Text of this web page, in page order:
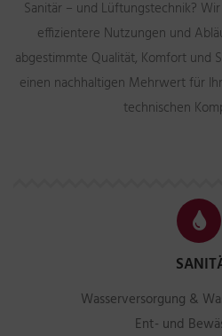
Sanitär – und Lüftungstechnik?
effizientere Nutzungen und
abgestimmte Qualität, Komfort und
einen nachhaltigen Mehrwert für
technischen
Wasserversorgung &
Ent- und